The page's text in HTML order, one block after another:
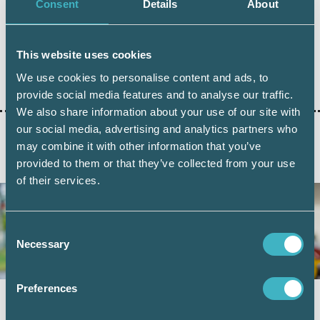
Consent Details About
This website uses cookies
We use cookies to personalise content and ads, to
provide social media features and to analyse our traffic.
We also share information about your use of our site with
our social media, advertising and analytics partners who
may combine it with other information that you’ve
provided to them or that they’ve collected from your use
of their services.
Consent
Selection
Necessary
Preferences
Dela:
AKTUELLA ARTIKLAR
Vad kan friskvårdsbidraget användas till?